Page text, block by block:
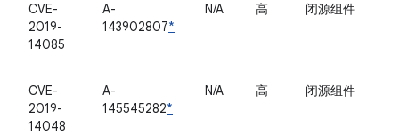
CVE-
2019-
14085
A-
143902807*
N/A 高 闭源组件
CVE-
2019-
14048
A-
145545282*
N/A 高 闭源组件